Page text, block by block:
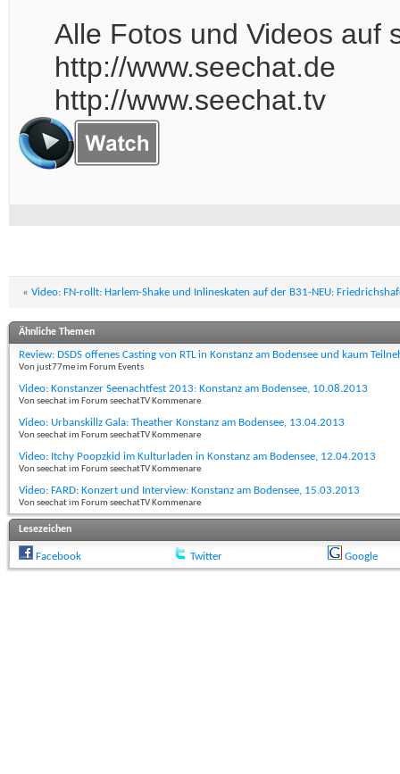
Alle Fotos und Videos auf
http://www.seechat.de
http://www.seechat.tv
« Video: FN-rollt: Harlem-Shake und Inlineskaten auf der B31-NEU:
Ähnliche Themen
Review: DSDS offenes Casting von RTL in Konstanz am Bodensee und kaum
Von just77me im Forum Events
Video: Konstanzer Seenachtfest 2013: Konstanz am Bodensee, 10.08.2013
Von seechat im Forum seechatTV Kommenare
Video: Urbanskillz Gala: Theather Konstanz am Bodensee, 13.04.2013
Von seechat im Forum seechatTV Kommenare
Video: Itchy Poopzkid im Kulturladen in Konstanz am Bodensee, 12.04.2013
Von seechat im Forum seechatTV Kommenare
Video: FARD: Konzert und Interview: Konstanz am Bodensee, 15.03.2013
Von seechat im Forum seechatTV Kommenare
Lesezeichen
Facebook Twitter Google